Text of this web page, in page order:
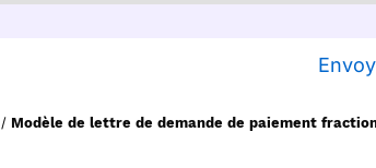
/ Modèle de lettre de demande de paiement